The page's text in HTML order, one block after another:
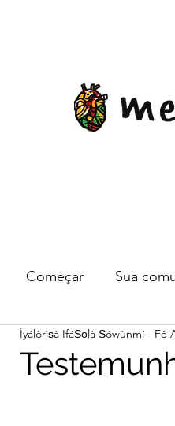
Começar Sua
Ìyálòrìṣà IfáṢọlà Ṣówùnmí - Fê